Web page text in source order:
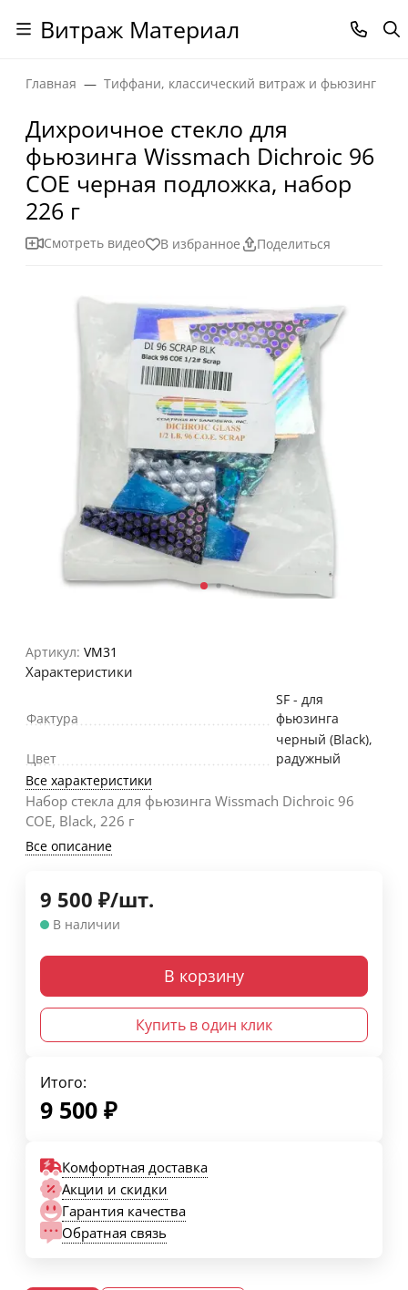
Витраж Материал
Главная Тиффани, классический витраж и фьюзинг
Дихроичное стекло для
фьюзинга Wissmach Dichroic 96
COE черная подложка, набор
226 г
Смотреть видео В избранное Поделиться
Артикул: VM31
Характеристики
Фактура
SF - для
фьюзинга
Цвет
черный (Black),
радужный
Все характеристики
Набор стекла для фьюзинга Wissmach Dichroic 96
COE, Black, 226 г
Все описание
9 500 ₽/шт.
В наличии
В корзину
Купить в один клик
Итого:
9 500 ₽
Комфортная доставка
Акции и скидки
Гарантия качества
Обратная связь